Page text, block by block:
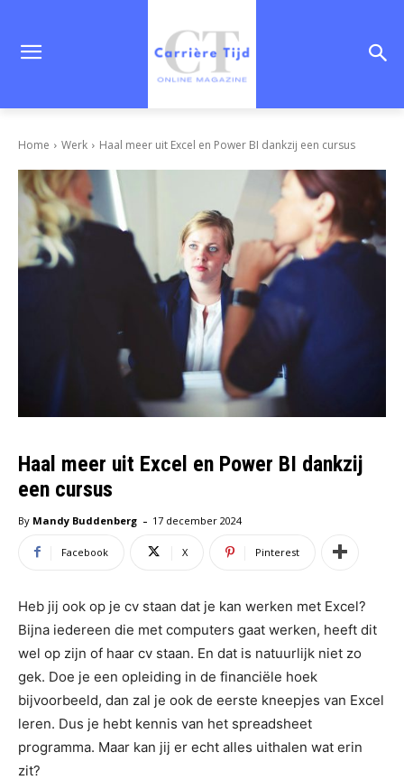
Home Werk Haal meer uit Excel en Power BI dankzij een cursus
Haal meer uit Excel en Power BI dankzij
een cursus
By Mandy Buddenberg - 17 december 2024
Facebook X Pinterest
Heb jij ook op je cv staan dat je kan werken met Excel?
Bijna iedereen die met computers gaat werken, heeft dit
wel op zijn of haar cv staan. En dat is natuurlijk niet zo
gek. Doe je een opleiding in de financiële hoek
bijvoorbeeld, dan zal je ook de eerste kneepjes van Excel
leren. Dus je hebt kennis van het spreadsheet
programma. Maar kan jij er echt alles uithalen wat erin
zit?